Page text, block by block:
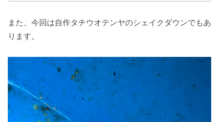
また、今回は自作タチウオテンヤのシェイクダウンでもあ
ります。